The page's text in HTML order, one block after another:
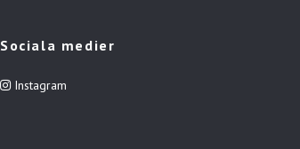
Sociala medier
Instagram